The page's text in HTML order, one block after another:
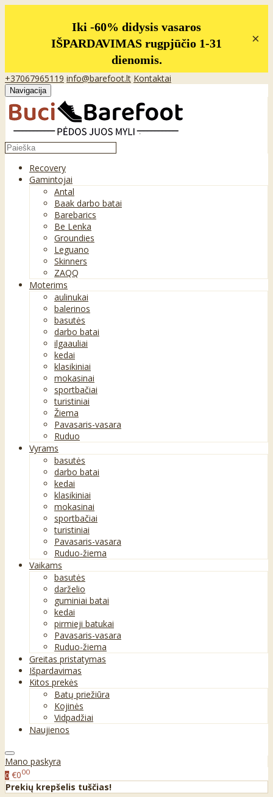
Iki -60% didysis vasaros
IŠPARDAVIMAS rugpjūčio 1-31
dienomis.
×
+37067965119 info@barefoot.lt Kontaktai
Navigacija
Recovery
Gamintojai
Antal
Baak darbo batai
Barebarics
Be Lenka
Groundies
Leguano
Skinners
ZAQQ
Moterims
aulinukai
balerinos
basutės
darbo batai
ilgaauliai
kedai
klasikiniai
mokasinai
sportbačiai
turistiniai
Žiema
Pavasaris-vasara
Ruduo
Vyrams
basutės
darbo batai
kedai
klasikiniai
mokasinai
sportbačiai
turistiniai
Pavasaris-vasara
Ruduo-žiema
Vaikams
basutės
darželio
guminiai batai
kedai
pirmieji batukai
Pavasaris-vasara
Ruduo-žiema
Greitas pristatymas
Išpardavimas
Kitos prekės
Batų priežiūra
Kojinės
Vidpadžiai
Naujienos
Mano paskyra
0 €000
Prekių krepšelis tuščias!